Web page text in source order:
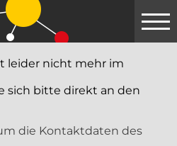
leider nicht mehr im
sich bitte direkt an den
die Kontaktdaten des